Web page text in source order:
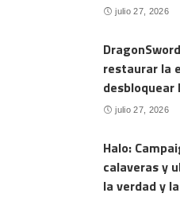
julio 27, 2026
restaurar la
desbloquear
julio 27, 2026
Halo:
calaveras y
la verdad y